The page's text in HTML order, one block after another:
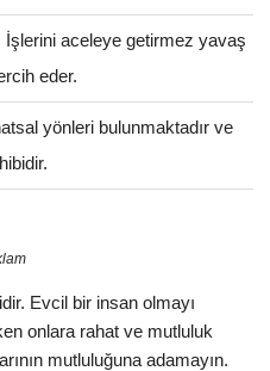
İşlerini aceleye getirmez yavaş
eder.
yönleri bulunmaktadır ve
Evcil bir insan olmayı
onlara rahat ve mutluluk
mutluluğuna adamayın.